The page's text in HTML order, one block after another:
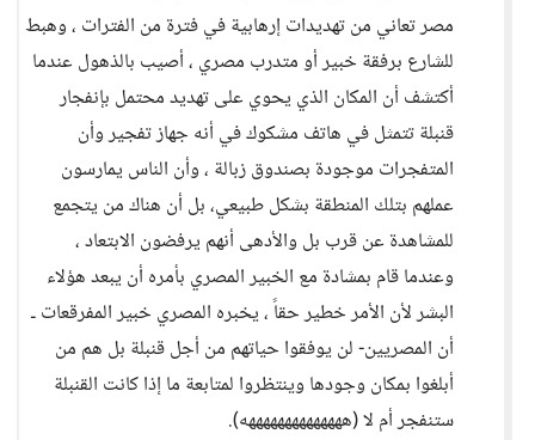
مصر تعاني من تهديدات إرهابية في فترة من الفترات ، وهبط
للشارع برفقة خبير أو متدرب مصري ، أصيب بالذهول عندما
أكتشف أن المكان الذي يحوي على تهديد محتمل بإنفجار
قنبلة تتمثل في هاتف مشكوك في أنه جهاز تفجير وأن
المتفجرات موجودة بصندوق زبالة ، وأن الناس يمارسون
عملهم بتلك المنطقة بشكل طبيعي، بل أن هناك من يتجمع
للمشاهدة عن قرب بل والأدهى أنهم يرفضون الابتعاد ،
وعندما قام بمشادة مع الخبير المصري بأمره أن يبعد هؤلاء
البشر لأن الأمر خطير حقاً ، يخبره المصري خبير المفرقعات ـ
أن المصريين- لن يوفقوا حياتهم من أجل قنبلة بل هم من
أبلغوا بمكان وجودها وينتظروا لمتابعة ما إذا كانت القنبلة
ستنفجر أم لا (ههههههههههههههه).